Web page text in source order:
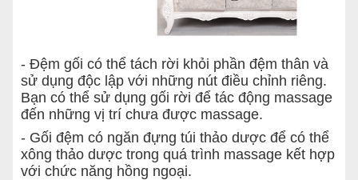
- Đệm gối có thể tách rời khỏi phần đệm thân và
sử dụng độc lập với những nút điều chỉnh riêng.
Bạn có thể sử dụng gối rời để tác động massage
đến những vị trí chưa được massage.
- Gối đệm có ngăn đựng túi thảo dược để có thể
xông thảo dược trong quá trình massage kết hợp
với chức năng hồng ngoại.